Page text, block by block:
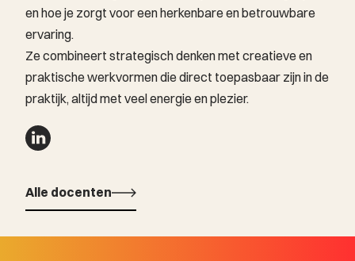
en hoe je zorgt voor een herkenbare en betrouwbare
ervaring.
Ze combineert strategisch denken met creatieve en
praktische werkvormen die direct toepasbaar zijn in de
praktijk, altijd met veel energie en plezier.
Alle docenten